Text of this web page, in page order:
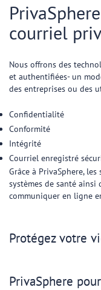
courriel
Nous offrons des
et authentifiées- un
des entreprises ou des
Confidentialité
Conformité
Intégrité
Courriel enregistré
Grâce à PrivaSphere,
systèmes de santé
communiquer en ligne
Protégez votre
PrivaSphere